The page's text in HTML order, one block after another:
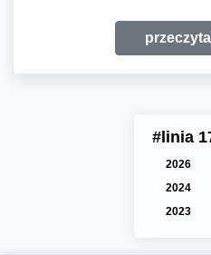
#linia
2026
2024
2023